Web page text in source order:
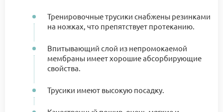
Тренировочные трусики снабжены резинками
на ножках, что препятствует протеканию.
Впитывающий слой из непромокаемой
мембраны имеет хорошие абсорбирующие
свойства.
Трусики имеют высокую посадку.